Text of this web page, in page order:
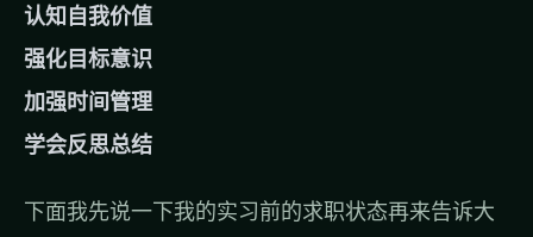
认知自我价值
强化目标意识
加强时间管理
学会反思总结
下面我先说一下我的实习前的求职状态再来告诉大